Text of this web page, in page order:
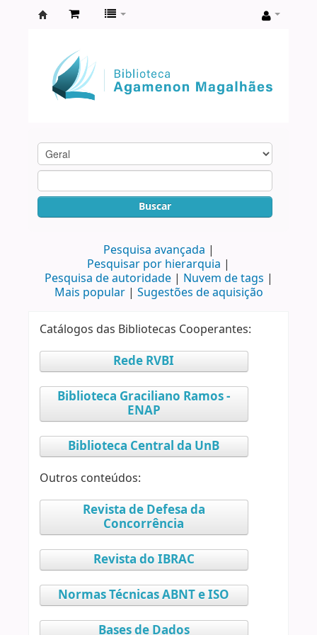
Agamenon
Magalhães
Buscar
Pesquisa avançada
Pesquisar por hierarquia
Pesquisa de autoridade
Nuvem de tags
Mais popular
Sugestões de aquisição
Catálogos das Bibliotecas Cooperantes:
Rede RVBI
Biblioteca Graciliano Ramos -
ENAP
Biblioteca Central da UnB
Outros conteúdos:
Revista de Defesa da
Concorrência
Revista do IBRAC
Normas Técnicas ABNT e ISO
Bases de Dados